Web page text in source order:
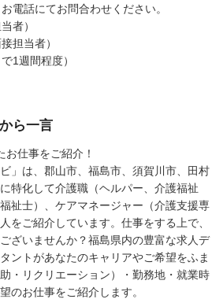
電話にてお問合わせください。
者）
担当者）
1週間程度）
ら一言
仕事をご紹介！
」は、郡山市、福島市、須賀川市、田村
特化して介護職（ヘルパー、介護福祉
祉士）、ケアマネージャー（介護支援専
をご紹介しています。仕事をする上で、
ざいませんか？福島県内の豊富な求人デ
ントがあなたのキャリアやご希望をふま
・リクリエーション）・勤務地・就業時
のお仕事をご紹介します。